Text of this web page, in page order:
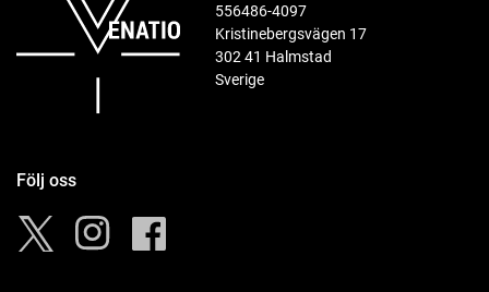
556486-4097
Kristinebergsvägen 17
302 41 Halmstad
Sverige
Följ oss